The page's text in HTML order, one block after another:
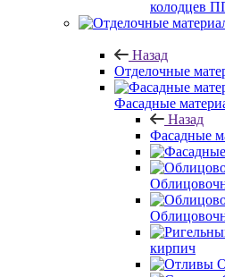
колодцев
Назад
Отделочные
Фасадные
Назад
Фасадные
кирпич